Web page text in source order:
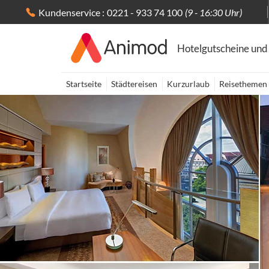
Kundenservice : 0221 - 933 74 100 (9 - 16:30 Uhr)
Hotelgutscheine
Startseite Städtereisen Kurzurlaub Reisethemen